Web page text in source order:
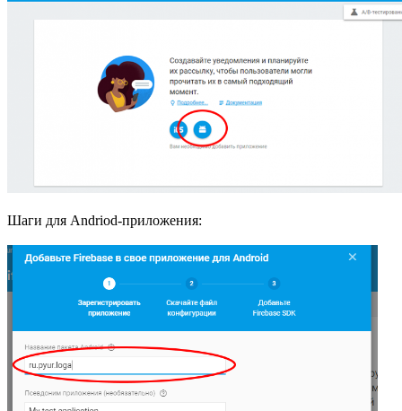
Шаги для Andriod-приложения: